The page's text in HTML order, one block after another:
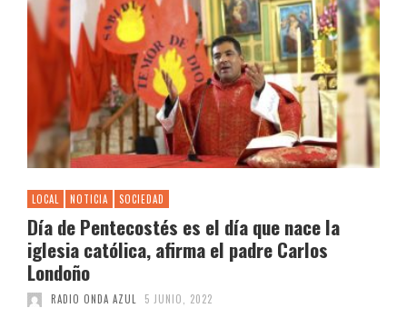
LOCAL NOTICIA SOCIEDAD
Día de Pentecostés es el día que nace la
iglesia católica, afirma el padre Carlos
Londoño
RADIO ONDA AZUL 5 JUNIO, 2022